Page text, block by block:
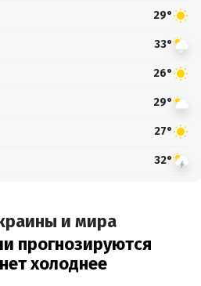
29°
33°
26°
29°
27°
32°
и мира
прогнозируются
холоднее